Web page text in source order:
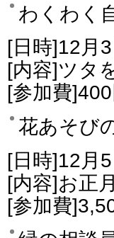
わくわく
[日時]12月
[内容]ツタ
[参加費]400
花あそび
[日時]12月
[内容]お正
[参加費